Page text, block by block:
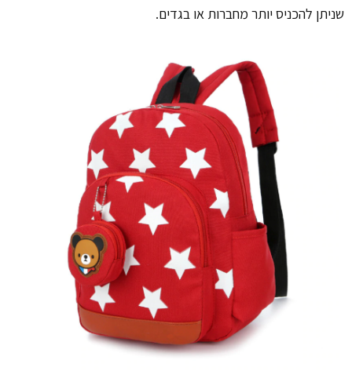
שניתן להכניס יותר מחברות או בגדים.